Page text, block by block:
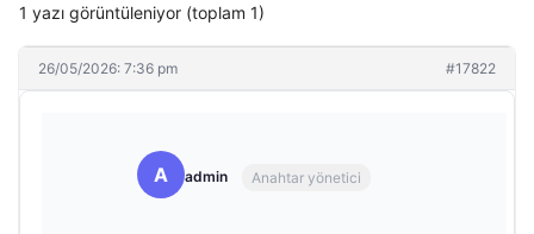
1 yazı görüntüleniyor (toplam 1)
26/05/2026: 7:36 pm #17822
A admin Anahtar yönetici